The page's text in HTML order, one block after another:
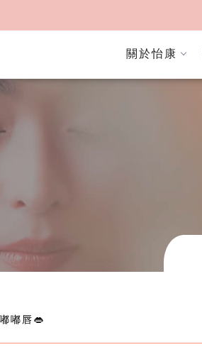
關於怡康
嘟唇👄